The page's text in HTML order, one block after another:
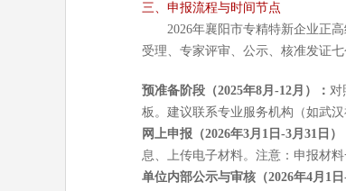
三、申报流程与时间节点
2026年襄阳市专精特新企业正
受理、专家评审、公示、核准发证
预准备阶段（2025年8月-12月）： 对
板。建议联系专业服务机构（如武
网上申报（2026年3月1日-3月31日）
息、上传电子材料。注意：申报材
单位内部公示与审核（2026年4月1日